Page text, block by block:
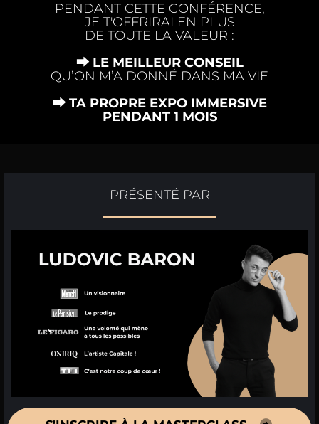
PENDANT CETTE CONFÉRENCE,
JE T'OFFRIRAI EN PLUS
DE TOUTE LA VALEUR :
⮕ LE MEILLEUR CONSEIL
QU’ON M’A DONNÉ DANS MA VIE
⮕ TA PROPRE EXPO IMMERSIVE
PENDANT 1 MOIS
PRÉSENTÉ PAR